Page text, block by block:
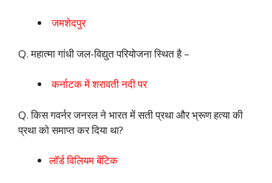
जमशेदपुर
Q. महात्मा गांधी जल-विद्युत परियोजना स्थित है –
कर्नाटक में शरावती नदी पर
Q. किस गवर्नर जनरल ने भारत में सती प्रथा और भ्रूण हत्या की
प्रथा को समाप्त कर दिया था?
लॉर्ड विलियम बेंटिक